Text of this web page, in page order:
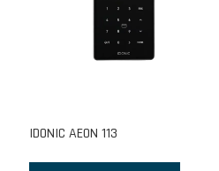
IDONIC AEON 113